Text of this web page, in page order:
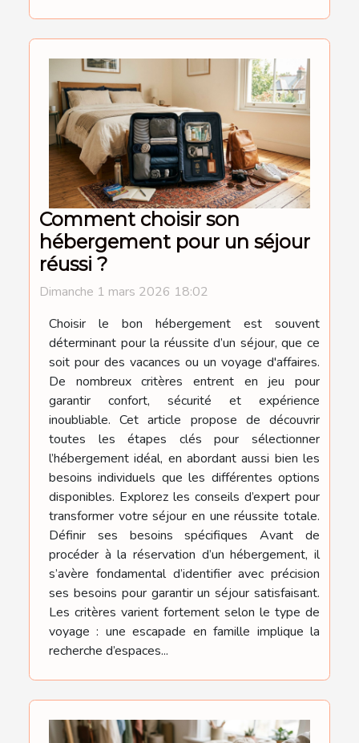
Comment choisir son
hébergement pour un séjour
réussi ?
Dimanche 1 mars 2026 18:02
Choisir le bon hébergement est souvent
déterminant pour la réussite d’un séjour, que ce
soit pour des vacances ou un voyage d'affaires.
De nombreux critères entrent en jeu pour
garantir confort, sécurité et expérience
inoubliable. Cet article propose de découvrir
toutes les étapes clés pour sélectionner
l’hébergement idéal, en abordant aussi bien les
besoins individuels que les différentes options
disponibles. Explorez les conseils d’expert pour
transformer votre séjour en une réussite totale.
Définir ses besoins spécifiques Avant de
procéder à la réservation d’un hébergement, il
s’avère fondamental d’identifier avec précision
ses besoins pour garantir un séjour satisfaisant.
Les critères varient fortement selon le type de
voyage : une escapade en famille implique la
recherche d’espaces...